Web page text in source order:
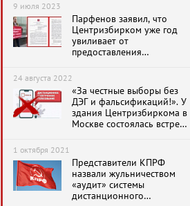
9 июля 2023
Парфенов заявил, что
Центризбирком уже год
увиливает от
предоставления
электронного голосования
24 августа 2022
«За честные выборы без
ДЭГ и фальсификаций!». У
здания Центризбиркома в
Москве состоялась встреча
1 октября 2021
Представители КПРФ
назвали жульничеством
«аудит» системы
дистанционного